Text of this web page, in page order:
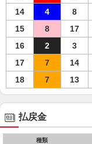
14
4 8
15
8 17
16
2 3
17
7 14
18
7 13
払戻金
種類